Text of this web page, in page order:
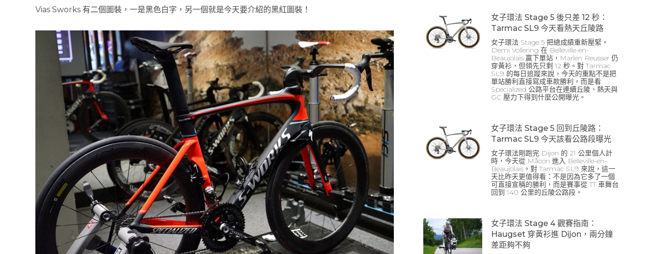
Vias Sworks 有二個圖裝，一是黑色白字，另一個就是今天要介紹的黑紅圖裝！
女子環法 Stage 5 後只差 12 秒：
Tarmac SL9 今天看熱天丘陵路
女子環法 Stage 5 把總成績重新壓緊。
Demi Vollering 在 Belleville-en-
Beaujolais 贏下單站，Marlen Reusser 仍
穿黃衫，但領先只剩 12 秒。對 Tarmac
SL9 的每日追蹤來說，今天的重點不是把
單站勝利直接寫成車款勝利，而是看
Specialized 公路平台在連續丘陵、熱天與
GC 壓力下得到什麼公開曝光。
女子環法 Stage 5 回到丘陵路：
Tarmac SL9 今天該看公路段曝光
女子環法剛跑完 Dijon 的 21 公里個人計
時，今天從 Mâcon 進入 Belleville-en-
Beaujolais。對 Tarmac SL9 來說，這一
天比昨天更值得看：不是因為它多了一個
可直接宣稱的勝利，而是賽事從 TT 車舞台
回到 140 公里的丘陵公路段。
女子環法 Stage 4 觀賽指南：
Haugset 穿黃衫進 Dijon，兩分鐘
差距夠不夠